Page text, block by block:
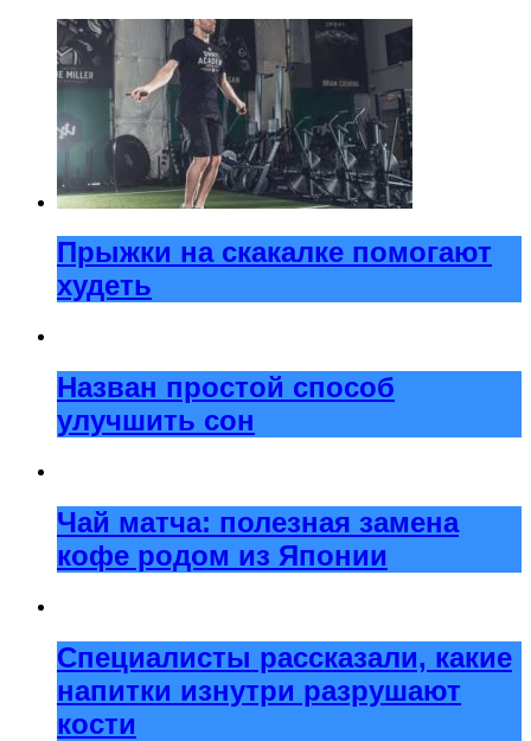
Прыжки на скакалке помогают
худеть
Назван простой способ
улучшить сон
Чай матча: полезная замена
кофе родом из Японии
Специалисты рассказали, какие
напитки изнутри разрушают
кости